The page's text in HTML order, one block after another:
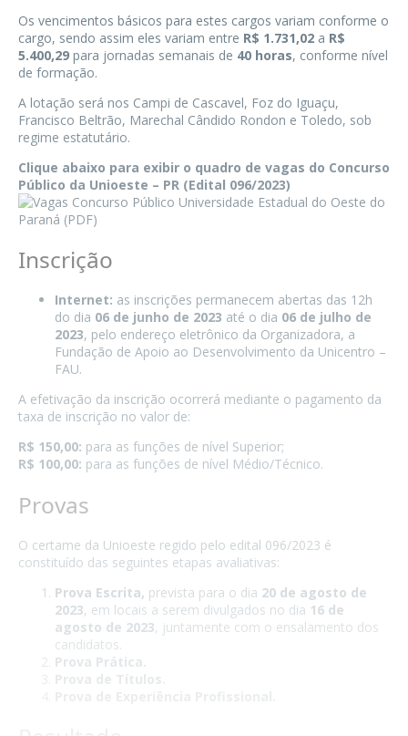
Os vencimentos básicos para estes cargos variam conforme o
cargo, sendo assim eles variam entre R$ 1.731,02 a R$
5.400,29 para jornadas semanais de 40 horas, conforme nível
de formação.
A lotação será nos Campi de Cascavel, Foz do Iguaçu,
Francisco Beltrão, Marechal Cândido Rondon e Toledo, sob
regime estatutário.
Clique abaixo para exibir o quadro de vagas do Concurso
Público da Unioeste – PR (Edital 096/2023)
Inscrição
Internet: as inscrições permanecem abertas das 12h
do dia 06 de junho de 2023 até o dia 06 de julho de
2023, pelo endereço eletrônico da Organizadora, a
Fundação de Apoio ao Desenvolvimento da Unicentro –
FAU.
A efetivação da inscrição ocorrerá mediante o pagamento da
taxa de inscrição no valor de:
R$ 150,00: para as funções de nível Superior;
R$ 100,00: para as funções de nível Médio/Técnico.
Provas
O certame da Unioeste regido pelo edital 096/2023 é
constituído das seguintes etapas avaliativas:
Prova Escrita, prevista para o dia 20 de agosto de
2023, em locais a serem divulgados no dia 16 de
agosto de 2023, juntamente com o ensalamento dos
candidatos.
Prova Prática.
Prova de Títulos.